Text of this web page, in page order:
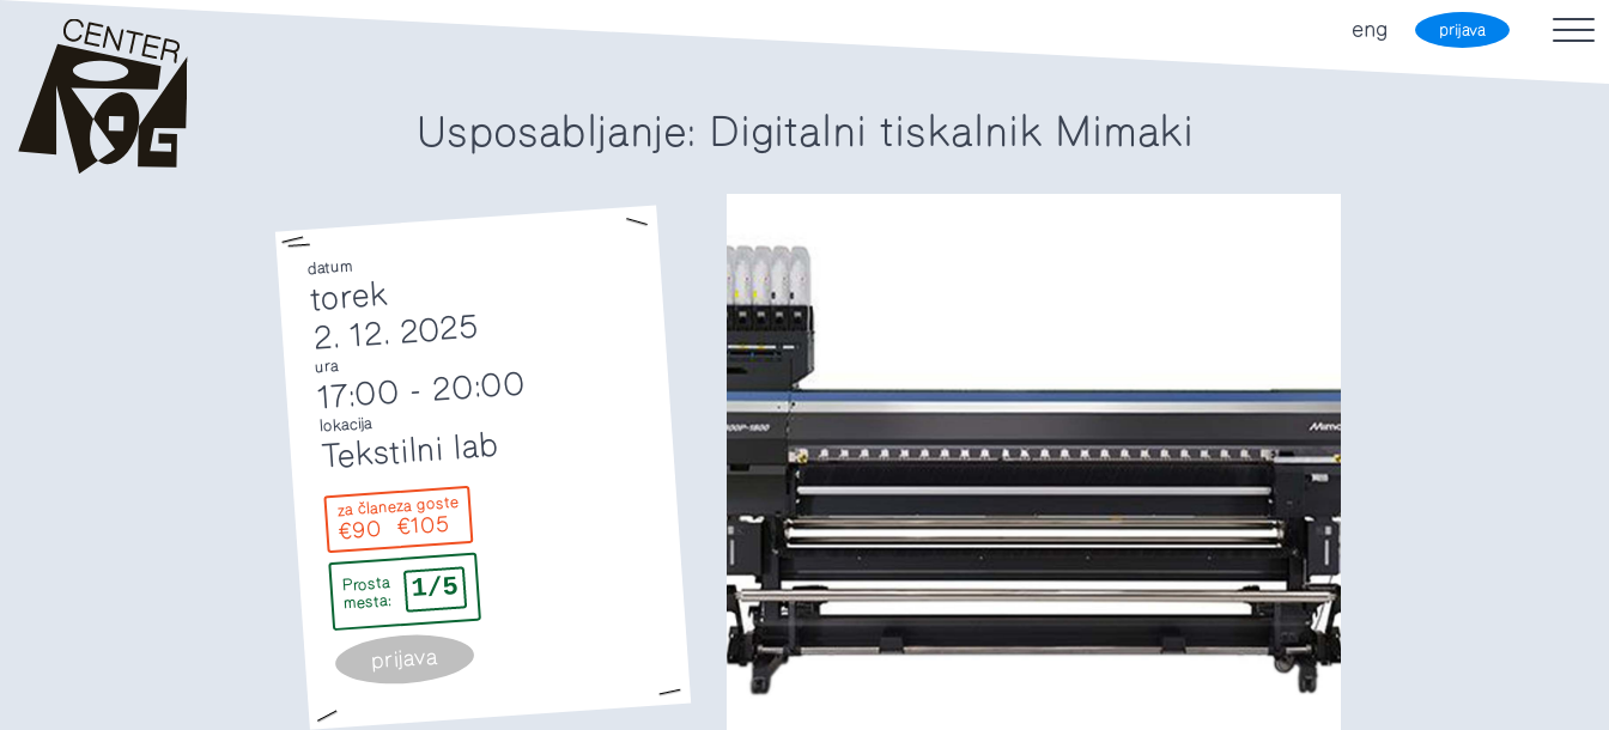
eng prijava
Usposabljanje: Digitalni tiskalnik Mimaki
datum
torek
2. 12. 2025
ura
17:00 - 20:00
lokacija
Tekstilni lab
za člane
€90
za goste
€105
Prosta
mesta: 1/5
prijava